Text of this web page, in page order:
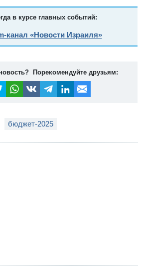
в курсе главных событий:
канал «Новости Израиля»
Порекомендуйте друзьям:
бюджет-2025